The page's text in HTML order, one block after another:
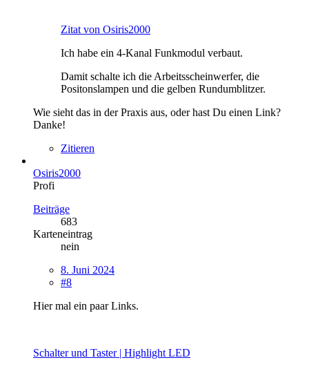
Zitat von Osiris2000
Ich habe ein 4-Kanal Funkmodul verbaut.
Damit schalte ich die Arbeitsscheinwerfer, die
Positonslampen und die gelben Rundumblitzer.
Wie sieht das in der Praxis aus, oder hast Du einen Link?
Danke!
Zitieren
Osiris2000
Profi
Beiträge
683
Karteneintrag
nein
8. Juni 2024
#8
Hier mal ein paar Links.
Schalter und Taster | Highlight LED